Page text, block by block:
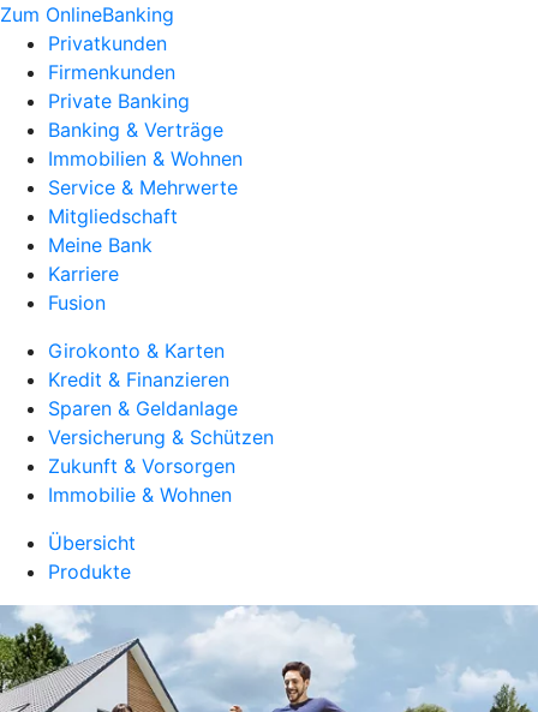
Zum OnlineBanking
Privatkunden
Firmenkunden
Private Banking
Banking & Verträge
Immobilien & Wohnen
Service & Mehrwerte
Mitgliedschaft
Meine Bank
Karriere
Fusion
Girokonto & Karten
Kredit & Finanzieren
Sparen & Geldanlage
Versicherung & Schützen
Zukunft & Vorsorgen
Immobilie & Wohnen
Übersicht
Produkte